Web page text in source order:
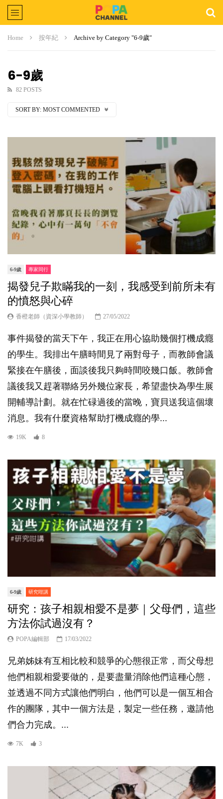
Home 按年紀 Archive by Category "6-9歲"
6-9歲
82 POSTS
SORT BY: MOST COMMENTED
6-9歲 專家同行
揭發兒子欺瞞我的一刻，我感受到前所未有
的憤怒與心碎
香橙老師（資深小學教師） 27/05/2022
事件揭發的當天下午，我正在用心協助幾個打機成癮
的學生。我排出午膳時間見了兩對母子，而教師會議
緊接在午膳後，面談後我只夠時間咬幾口飯。教師會
議後我又趕著聯絡另外幾位家長，希望盡快為學生展
開輔導計劃。就在忙碌過後的當晚，寶貝送我這個壞
消息。我有什麼資格幫助打機成癮的學...
19K 8
6-9歲 研究咁講
研究：孩子相親相愛不是夢｜父母們，這些
方法你試過沒有？
POPA編輯部 17/03/2022
兄弟姊妹有互相比較和競爭的心態很正常，而父母想
他們相親相愛要做的，是要盡量消除他們這種心態，
並透過不同方式讓他們明白，他們可以是一個互相合
作的團隊，其中一個方法是，製定一些任務，邀請他
們合力完成。...
7K 3